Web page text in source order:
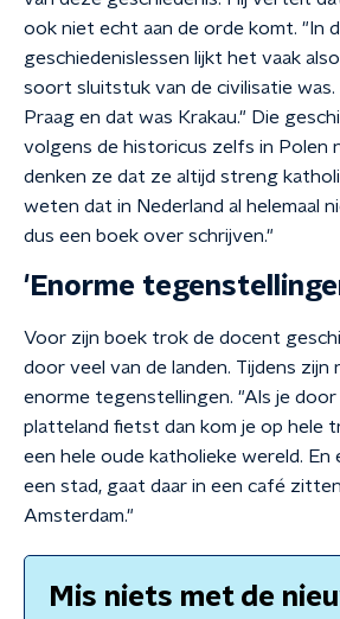
ook niet echt aan de orde komt. "In
geschiedenislessen lijkt het vaak
soort sluitstuk van de civilisatie was.
Praag en dat was Krakau." Die
volgens de historicus zelfs in Polen
denken ze dat ze altijd streng
weten dat in Nederland al helemaal
dus een boek over schrijven."
'Enorme
Voor zijn boek trok de docent
door veel van de landen. Tijdens zijn
enorme tegenstellingen. "Als je
platteland fietst dan kom je op hele
een hele oude katholieke wereld. En
een stad, gaat daar in een café
Amsterdam."
Mis niets met de